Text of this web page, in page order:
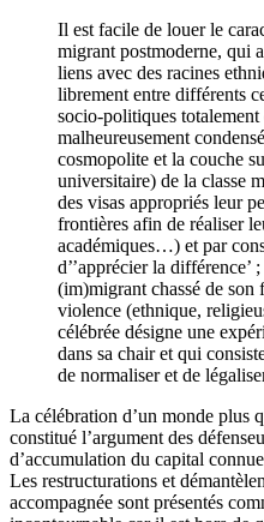
Il est facile de louer le
migrant postmoderne, qui
liens avec des racines
librement entre différents
socio-politiques
malheureusement
cosmopolite et la couche
universitaire) de la classe
des visas appropriés leur
frontières afin de réaliser
académiques…) et par
d’’apprécier la différence’
(im)migrant chassé de son
violence (ethnique,
célébrée désigne une
dans sa chair et qui
de normaliser et de
La célébration d’un monde plus
constitué l’argument des
d’accumulation du capital
Les restructurations et
accompagnée sont présentés